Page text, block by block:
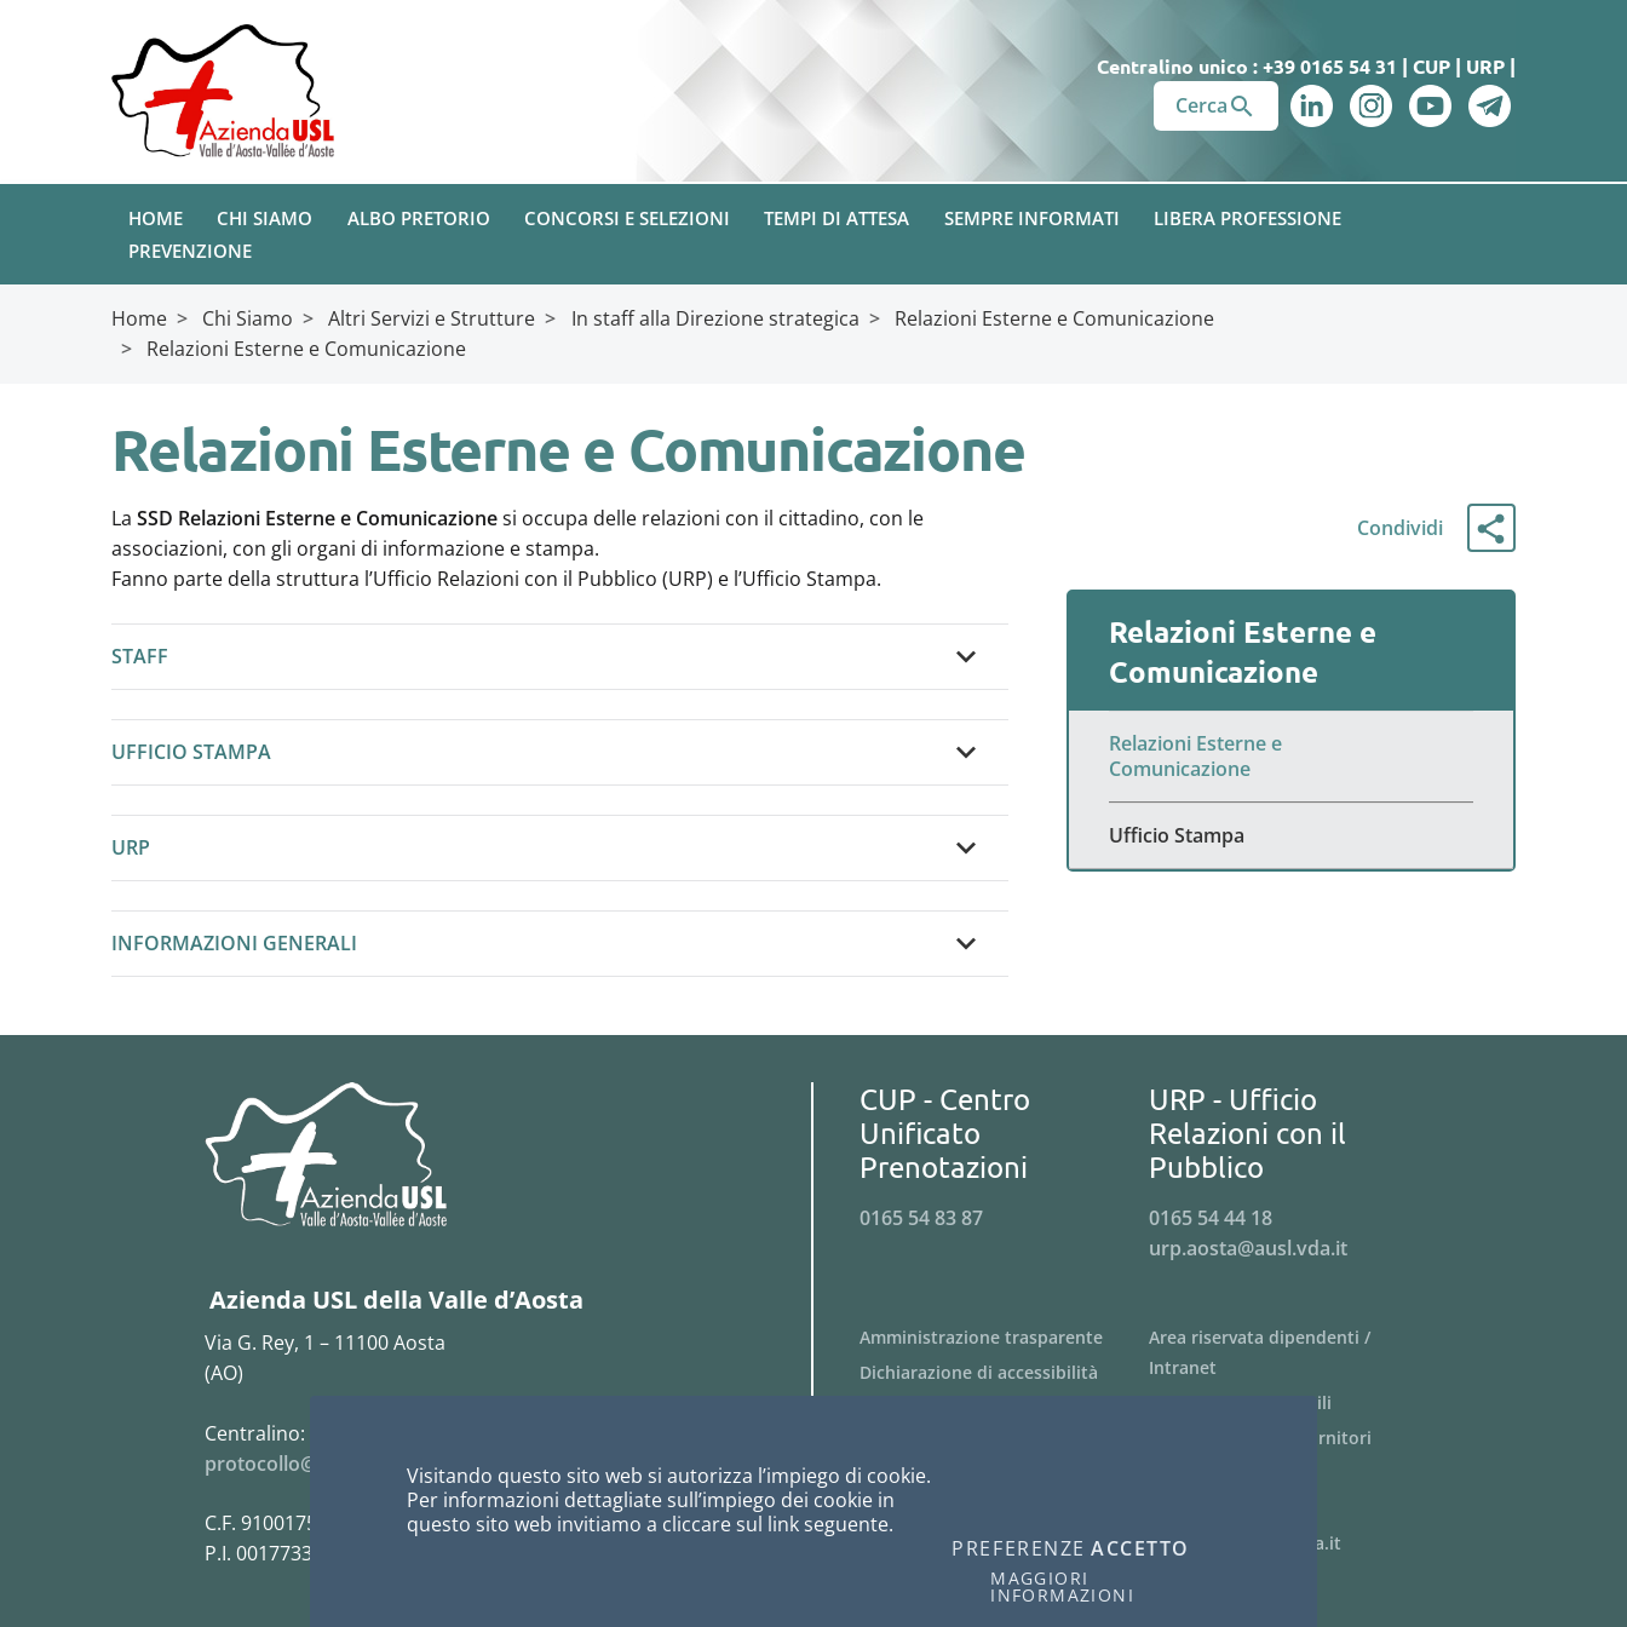
Centralino unico : +39 0165 54 31 | CUP | URP |
Cerca
HOME CHI SIAMO ALBO PRETORIO CONCORSI E SELEZIONI TEMPI DI ATTESA SEMPRE INFORMATI
LIBERA PROFESSIONE
PREVENZIONE
Home > Chi Siamo > Altri Servizi e Strutture > In staff alla Direzione strategica >
Relazioni Esterne e Comunicazione
> Relazioni Esterne e Comunicazione
Relazioni Esterne e Comunicazione
La SSD Relazioni Esterne e Comunicazionesi occupa delle relazioni con il cittadino, con le
associazioni, con gli organi di informazione e stampa.
Fanno parte della struttura l’Ufficio Relazioni con il Pubblico (URP) e l’Ufficio Stampa.
STAFF
UFFICIO STAMPA
URP
INFORMAZIONI GENERALI
Condividi
Relazioni Esterne e
Comunicazione
Relazioni Esterne e
Comunicazione
Ufficio Stampa
Azienda USL della Valle d’Aosta
Via G. Rey, 1 – 11100 Aosta
(AO)
Centralino:
protocollo@pec.ausl.vda.it
C.F. 91001750073
P.I. 00177330073
CUP - Centro
Unificato
Prenotazioni
0165 54 83 87
URP - Ufficio
Relazioni con il
Pubblico
0165 54 44 18
urp.aosta@ausl.vda.it
Amministrazione trasparente
Dichiarazione di accessibilità
Cookies
Note Legali
Area riservata dipendenti /
Intranet
Siti tematici - link utili
Informazioni per i fornitori
webmaster@ausl.vda.it
Visitando questo sito web si autorizza l’impiego di cookie.
Per informazioni dettagliate sull’impiego dei cookie in
questo sito web invitiamo a cliccare sul link seguente.
PREFERENZE ACCETTO
MAGGIORI
INFORMAZIONI